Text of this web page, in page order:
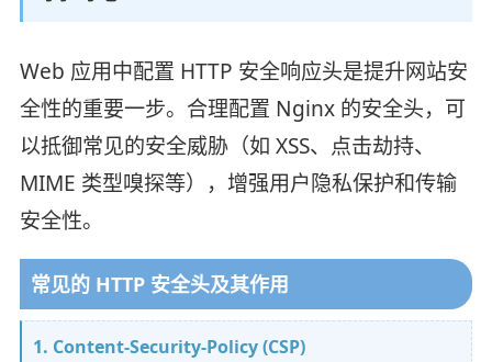
Web 应用中配置 HTTP 安全响应头是提升网站安
全性的重要一步。合理配置 Nginx 的安全头，可
以抵御常见的安全威胁（如 XSS、点击劫持、
MIME 类型嗅探等），增强用户隐私保护和传输
安全性。
常见的 HTTP 安全头及其作用
1. Content-Security-Policy (CSP)